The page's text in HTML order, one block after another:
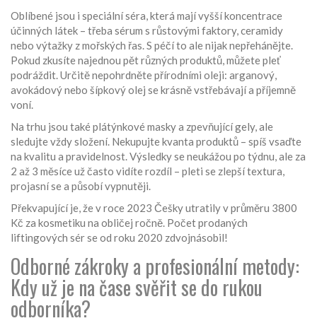
Oblíbené jsou i speciální séra, která mají vyšší koncentrace
účinných látek – třeba sérum s růstovými faktory, ceramidy
nebo výtažky z mořských řas. S péčí to ale nijak nepřehánějte.
Pokud zkusíte najednou pět různých produktů, můžete pleť
podráždit. Určitě nepohrdněte přírodními oleji: arganový,
avokádový nebo šípkový olej se krásně vstřebávají a příjemně
voní.
Na trhu jsou také plátýnkové masky a zpevňující gely, ale
sledujte vždy složení. Nekupujte kvanta produktů – spíš vsaďte
na kvalitu a pravidelnost. Výsledky se neukážou po týdnu, ale za
2 až 3 měsíce už často vidíte rozdíl – pleti se zlepší textura,
projasní se a působí vypnutěji.
Překvapující je, že v roce 2023 Češky utratily v průměru 3800
Kč za kosmetiku na obličej ročně. Počet prodaných
liftingových sér se od roku 2020 zdvojnásobil!
Odborné zákroky a profesionální metody:
Kdy už je na čase svěřit se do rukou
odborníka?